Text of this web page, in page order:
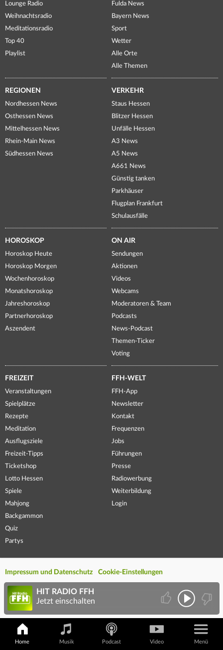
Lounge Radio
Weihnachtsradio
Meditationsradio
Top 40
Playlist
Fulda News
Bayern News
Sport
Wetter
Alle Orte
Alle Themen
REGIONEN
Nordhessen News
Osthessen News
Mittelhessen News
Rhein-Main News
Südhessen News
VERKEHR
Staus Hessen
Blitzer Hessen
Unfälle Hessen
A3 News
A5 News
A661 News
Günstig tanken
Parkhäuser
Flugplan Frankfurt
Schulausfälle
HOROSKOP
Horoskop Heute
Horoskop Morgen
Wochenhoroskop
Monatshoroskop
Jahreshoroskop
Partnerhoroskop
Aszendent
ON AIR
Sendungen
Aktionen
Videos
Webcams
Moderatoren & Team
Podcasts
News-Podcast
Themen-Ticker
Voting
FREIZEIT
Veranstaltungen
Spielplätze
Rezepte
Meditation
Ausflugsziele
Freizeit-Tipps
Ticketshop
Lotto Hessen
Spiele
Mahjong
Backgammon
Quiz
Partys
FFH-WELT
FFH-App
Newsletter
Kontakt
Frequenzen
Jobs
Führungen
Presse
Radiowerbung
Weiterbildung
Login
Impressum und Datenschutz Cookie-Einstellungen
Home Musik Podcast Video Menü
HIT RADIO FFH
Jetzt einschalten